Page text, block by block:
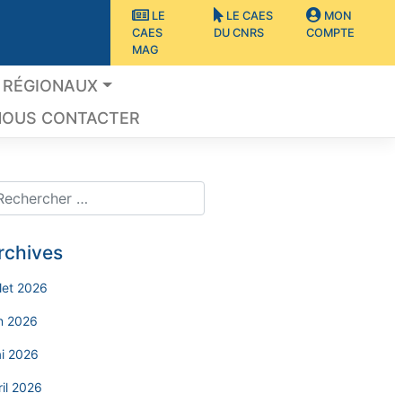
LE
CAES
MAG
LE CAES
DU CNRS
MON
COMPTE
CONTACTER
2026
2026
2026
2026